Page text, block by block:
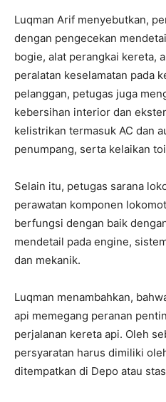
Luqman Arif menyebutkan,
dengan pengecekan
bogie, alat perangkai kereta,
peralatan keselamatan pada
pelanggan, petugas juga
kebersihan interior dan
kelistrikan termasuk AC dan
penumpang, serta kelaikan
Selain itu, petugas sarana
perawatan komponen
berfungsi dengan baik
mendetail pada engine,
dan mekanik.
Luqman menambahkan,
api memegang peranan
perjalanan kereta api. Oleh
persyaratan harus dimiliki
ditempatkan di Depo atau